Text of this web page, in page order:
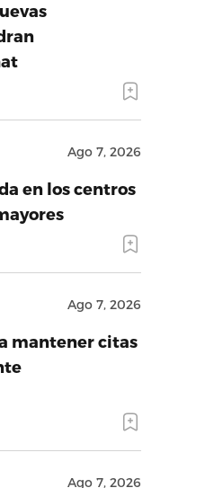
Ago 7, 2026
en los centros
Ago 7, 2026
mantener citas
Ago 7, 2026